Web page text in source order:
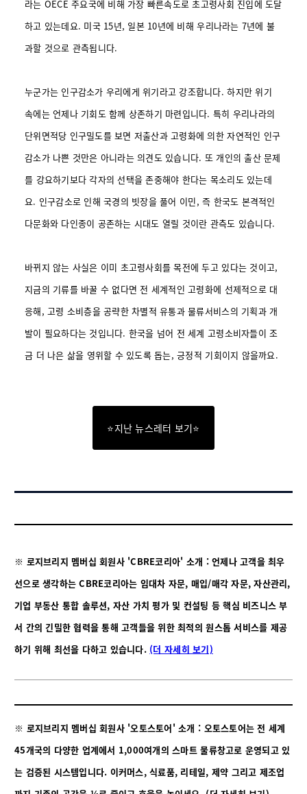
라는 OECE 주요국에 비해 가장 빠른속도로 초고령사회 진입에 도달
하고 있는데요. 미국 15년, 일본 10년에 비해 우리나라는 7년에 불
과할 것으로 관측됩니다.
누군가는 인구감소가 우리에게 위기라고 강조합니다. 하지만 위기
속에는 언제나 기회도 함께 상존하기 마련입니다. 특히 우리나라의
단위면적당 인구밀도를 보면 저출산과 고령화에 의한 자연적인 인구
감소가 나쁜 것만은 아니라는 의견도 있습니다. 또 개인의 출산 문제
를 강요하기보다 각자의 선택을 존중해야 한다는 목소리도 있는데
요. 인구감소로 인해 국경의 빗장을 풀어 이민, 즉 한국도 본격적인
다문화와 다인종이 공존하는 시대도 열릴 것이란 관측도 있습니다.
바뀌지 않는 사실은 이미 초고령사회를 목전에 두고 있다는 것이고,
지금의 기류를 바꿀 수 없다면 전 세계적인 고령화에 선제적으로 대
응해, 고령 소비층을 공략한 차별적 유통과 물류서비스의 기획과 개
발이 필요하다는 것입니다. 한국을 넘어 전 세계 고령소비자들이 조
금 더 나은 삶을 영위할 수 있도록 돕는, 긍정적 기회이지 않을까요.
⭐지난 뉴스레터 보기⭐
※ 로지브리지 멤버십 회원사 'CBRE코리아' 소개 : 언제나 고객을 최우
선으로 생각하는 CBRE코리아는 임대차 자문, 매입/매각 자문, 자산관리,
기업 부동산 통합 솔루션, 자산 가치 평가 및 컨설팅 등 핵심 비즈니스 부
서 간의 긴밀한 협력을 통해 고객들을 위한 최적의 원스톱 서비스를 제공
하기 위해 최선을 다하고 있습니다. (더 자세히 보기)
※ 로지브리지 멤버십 회원사 '오토스토어' 소개 : 오토스토어는 전 세계
45개국의 다양한 업계에서 1,000여개의 스마트 물류창고로 운영되고 있
는 검증된 시스템입니다. 이커머스, 식료품, 리테일, 제약 그리고 제조업